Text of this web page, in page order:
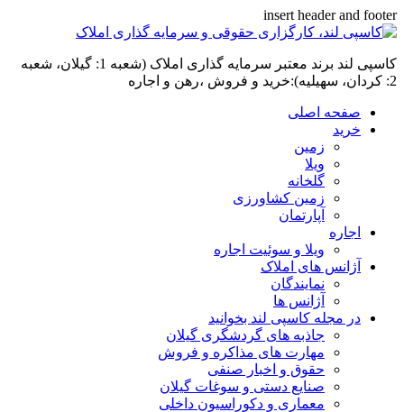
insert header and footer
کاسپی لند برند معتبر سرمایه گذاری املاک (شعبه 1: گیلان، شعبه
2: کردان، سهیلیه):خرید و فروش ،رهن و اجاره
صفحه اصلی
خرید
زمین
ویلا
گلخانه
زمین کشاورزی
آپارتمان
اجاره
ویلا و سوئیت اجاره
آژانس های املاک
نمایندگان
آژانس ها
در مجله کاسپی لند بخوانید
جاذبه های گردشگری گیلان
مهارت های مذاکره و فروش
حقوق و اخبار صنفی
صنایع دستی و سوغات گیلان
معماری و دکوراسیون داخلی